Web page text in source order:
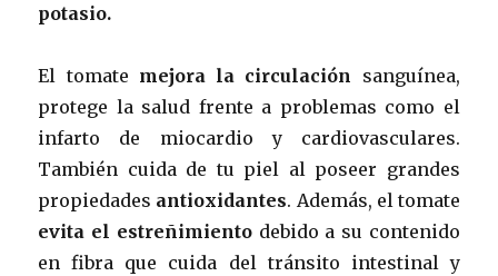
potasio.
El tomate mejora la circulación
sanguínea,
protege la salud frente a problemas como el
infarto de miocardio y cardiovasculares.
También cuida de tu piel al poseer grandes
propiedades antioxidantes. Además, el tomate
evita el estreñimientodebido a su contenido
en fibra que cuida del tránsito intestinal y